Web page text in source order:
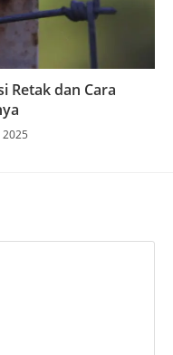
Retak dan Cara